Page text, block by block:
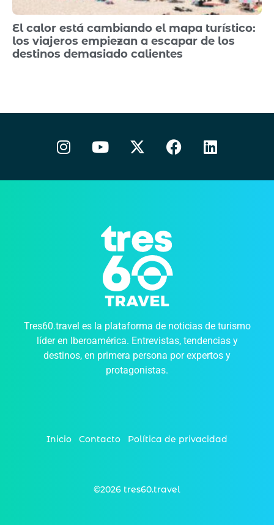
El calor está cambiando el mapa turístico:
los viajeros empiezan a escapar de los
destinos demasiado calientes
Tres60.travel es la plataforma de noticias de turismo
líder en Iberoamérica. Entrevistas, tendencias y
destinos, en primera persona por expertos y
protagonistas.
Inicio Contacto Política de privacidad
©2026 tres60.travel